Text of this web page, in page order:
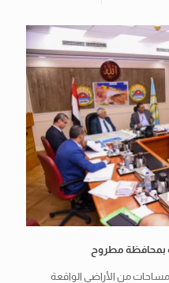
بمحافظة مطروح
من الأراضي الواقعة